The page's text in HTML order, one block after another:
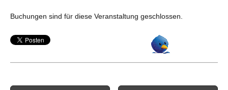
Buchungen sind für diese Veranstaltung geschlossen.
Post